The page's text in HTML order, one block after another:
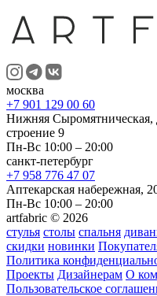
москва
+7 901 129 00 60
Нижняя Сыромятническая,
строение 9
Пн-Вс 10:00 – 20:00
санкт-петербург
+7 958 776 47 07
Аптекарская набережная,
Пн-Вс 10:00 – 20:00
artfabric © 2026
стулья столы спальня
скидки новинки
Политика
Проекты Дизайнерам О
Пользовательское